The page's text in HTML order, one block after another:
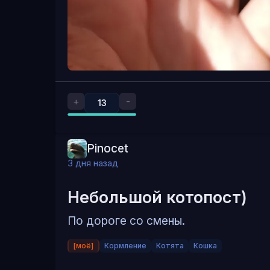
+ 13 -
Pinocet
3 дня назад
Небольшой котопост)
По дороге со смены.
[моё] Кормление Котята Кошка